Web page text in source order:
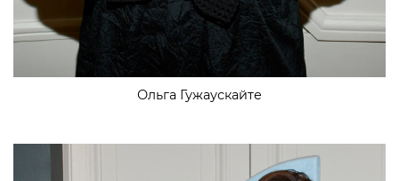
Ольга Гужаускайте